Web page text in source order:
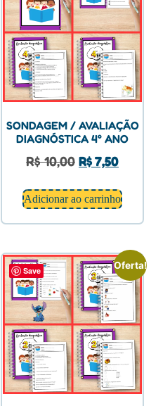
SONDAGEM / AVALIAÇÃO
DIAGNÓSTICA 4° ANO
R$10,00 R$7,50
Adicionar ao carrinho
Save Oferta!